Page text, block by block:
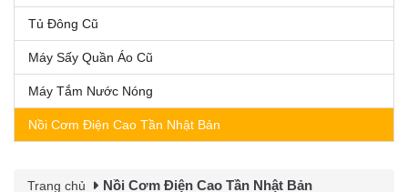
Tủ Đông Cũ
Máy Sấy Quần Áo Cũ
Máy Tắm Nước Nóng
Nồi Cơm Điện Cao Tần Nhật Bản
Trang chủ Nồi Cơm Điện Cao Tần Nhật Bản